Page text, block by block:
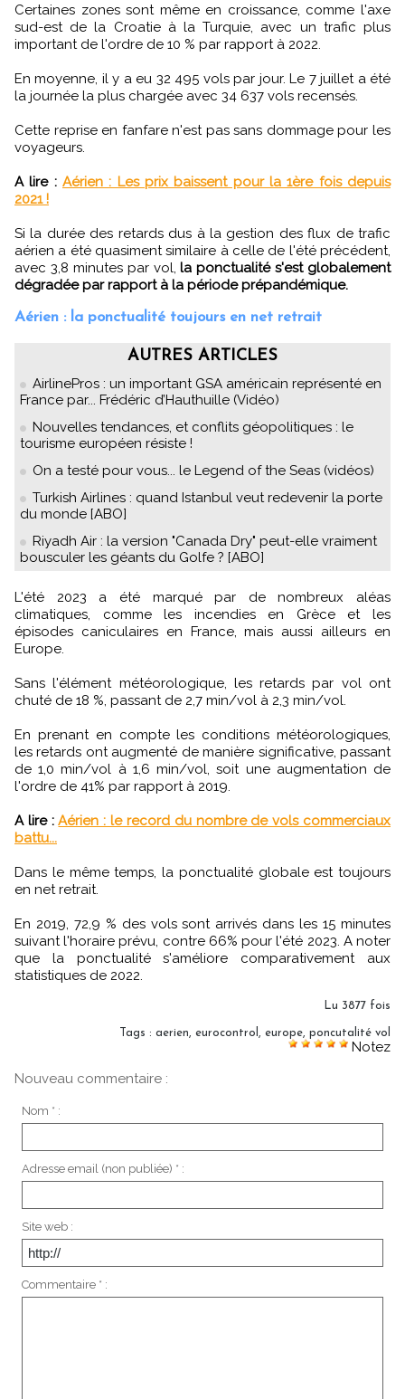
Certaines zones sont même en croissance, comme l'axe
sud-est de la Croatie à la Turquie, avec un trafic plus
important de l'ordre de 10 % par rapport à 2022.
En moyenne, il y a eu 32 495 vols par jour. Le 7 juillet a été
la journée la plus chargée avec 34 637 vols recensés.
Cette reprise en fanfare n'est pas sans dommage pour les
voyageurs.
A lire : Aérien : Les prix baissent pour la 1ère fois depuis
2021 !
Si la durée des retards dus à la gestion des flux de trafic
aérien a été quasiment similaire à celle de l'été précédent,
avec 3,8 minutes par vol,la ponctualité s'est globalement
dégradée par rapport à la période prépandémique.
Aérien : la ponctualité toujours en net retrait
AUTRES ARTICLES
AirlinePros : un important GSA américain représenté en
France par... Frédéric d’Hauthuille (Vidéo)
Nouvelles tendances, et conflits géopolitiques : le
tourisme européen résiste !
On a testé pour vous... le Legend of the Seas (vidéos)
Turkish Airlines : quand Istanbul veut redevenir la porte
du monde [ABO]
Riyadh Air : la version "Canada Dry" peut-elle vraiment
bousculer les géants du Golfe ? [ABO]
L'été 2023 a été marqué par de nombreux aléas
climatiques, comme les incendies en Grèce et les
épisodes caniculaires en France, mais aussi ailleurs en
Europe.
Sans l'élément météorologique, les retards par vol ont
chuté de 18 %, passant de 2,7 min/vol à 2,3 min/vol.
En prenant en compte les conditions météorologiques,
les retards ont augmenté de manière significative, passant
de 1,0 min/vol à 1,6 min/vol, soit une augmentation de
l'ordre de 41% par rapport à 2019.
A lire : Aérien : le record du nombre de vols commerciaux
battu...
Dans le même temps, la ponctualité globale est toujours
en net retrait.
En 2019, 72,9 % des vols sont arrivés dans les 15 minutes
suivant l'horaire prévu, contre 66% pour l'été 2023. A noter
que la ponctualité s'améliore comparativement aux
statistiques de 2022.
Lu 3877 fois
Tags : aerien, eurocontrol , europe, poncutalité vol
Notez
Nouveau commentaire :
Nom * :
Adresse email (non publiée) * :
Site web :
Commentaire * :